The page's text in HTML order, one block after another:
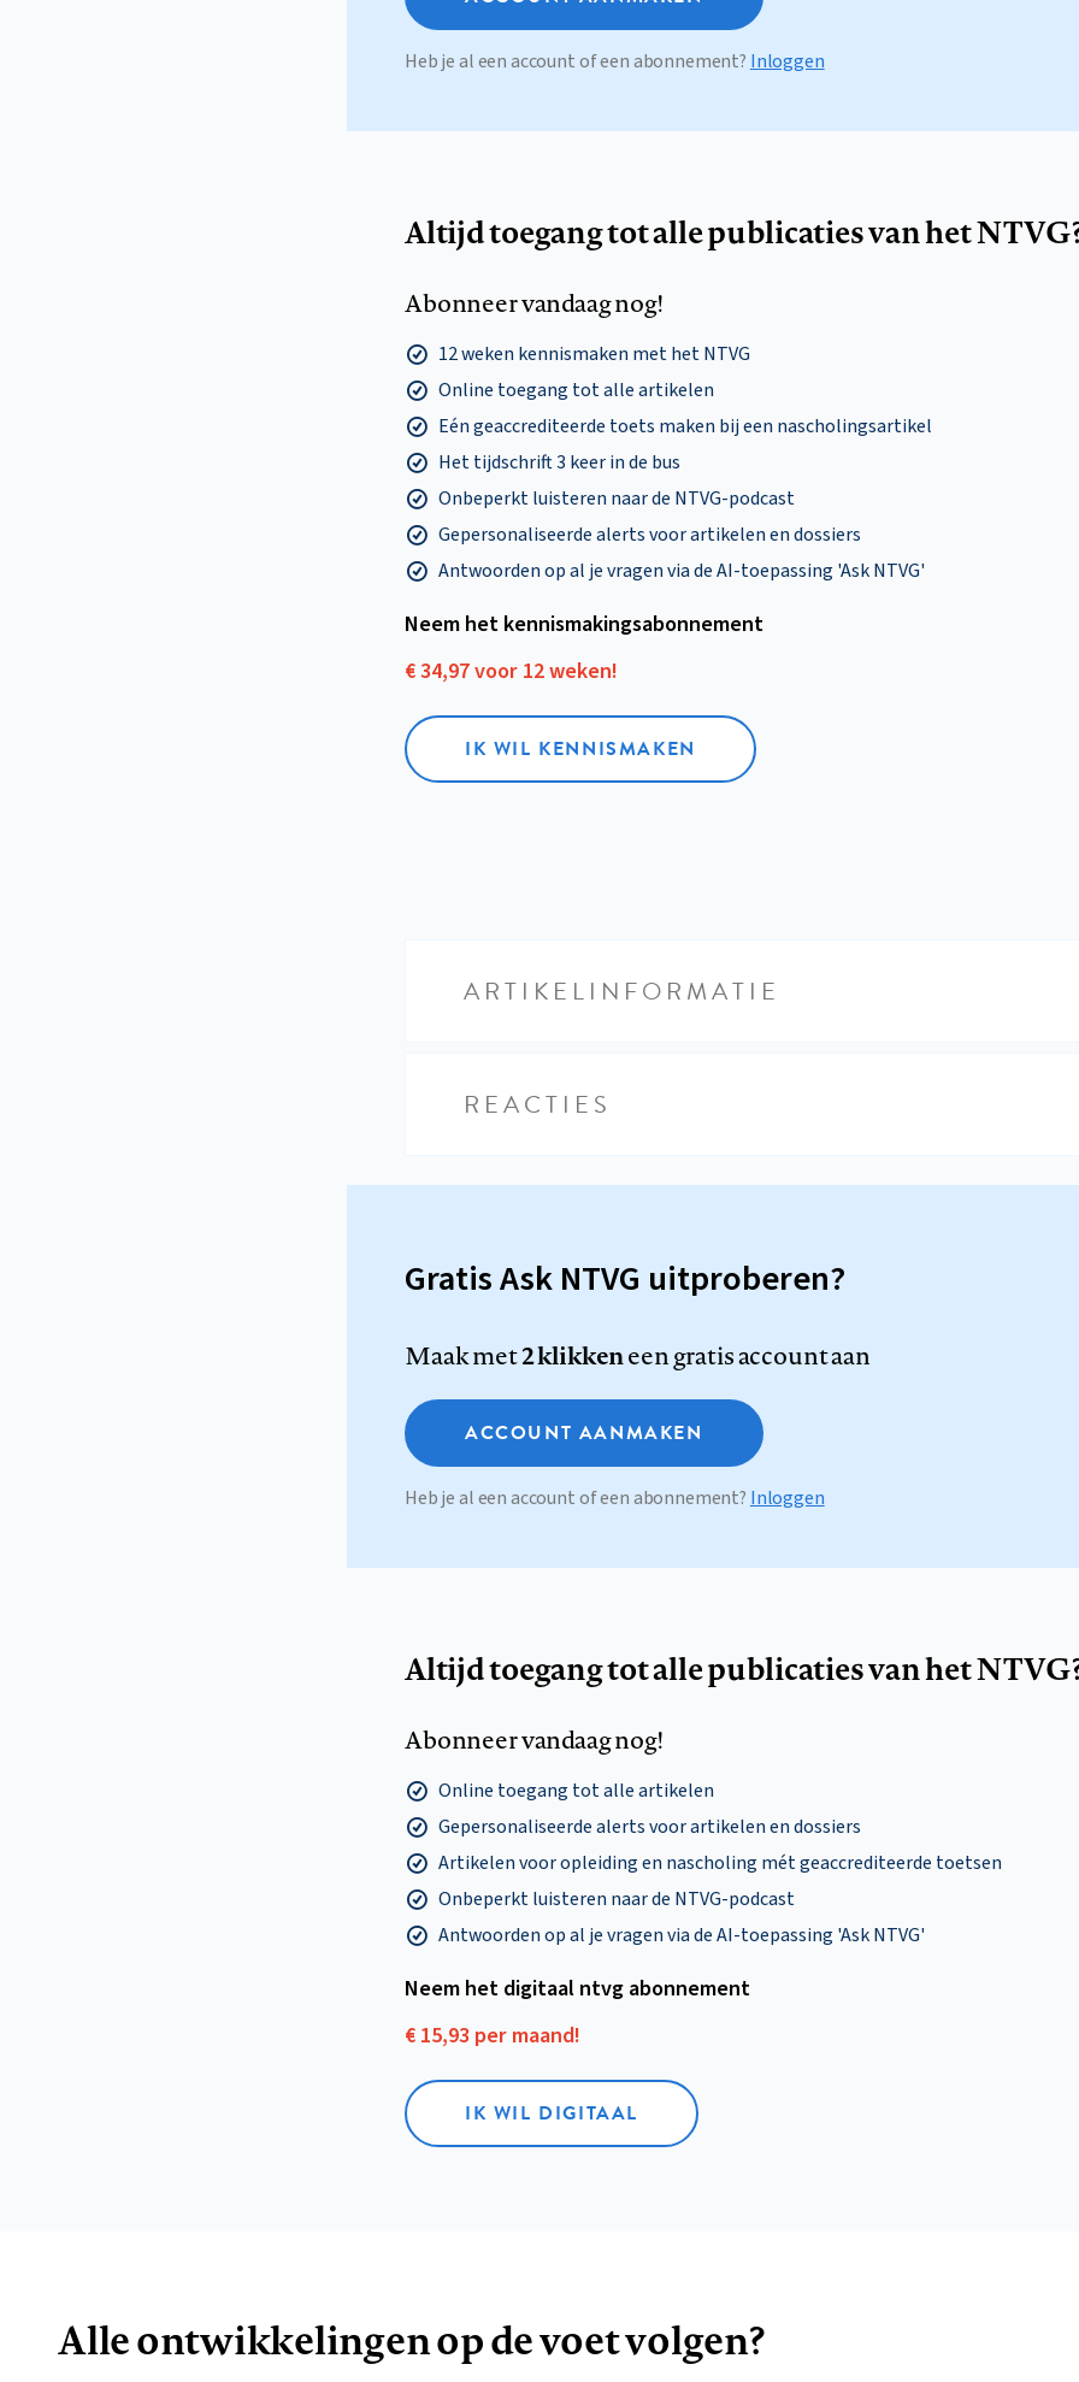
Heb je al een account of een abonnement? Inloggen
Altijd toegang tot alle publicaties van het
Abonneer vandaag nog!
12 weken kennismaken met het NTVG
Online toegang tot alle artikelen
Eén geaccrediteerde toets maken bij een nascholingsartikel
Het tijdschrift 3 keer in de bus
Onbeperkt luisteren naar de NTVG-podcast
Gepersonaliseerde alerts voor artikelen en dossiers
Antwoorden op al je vragen via de AI-toepassing 'Ask NTVG'
Neem het kennismakings­abonnement
€ 34,97 voor 12 weken!
IK WIL KENNISMAKEN
ARTIKELINFORMATIE
REACTIES
Gratis Ask NTVG uitproberen?
Maak met2 klikkeneen gratis account aan
ACCOUNT AANMAKEN
Heb je al een account of een abonnement? Inloggen
Altijd toegang tot alle publicaties van het
Abonneer vandaag nog!
Online toegang tot alle artikelen
Gepersonaliseerde alerts voor artikelen en dossiers
Artikelen voor opleiding en nascholing mét geaccrediteerde toetsen
Onbeperkt luisteren naar de NTVG-podcast
Antwoorden op al je vragen via de AI-toepassing 'Ask NTVG'
Neem het digitaal ntvg abonnement
€ 15,93 per maand!
IK WIL DIGITAAL
Alle ontwikkelingen op de voet volgen?